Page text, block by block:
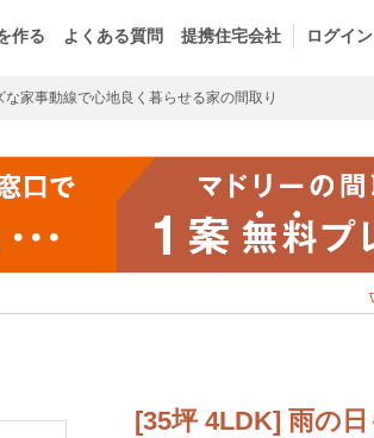
作る よくある質問 提携住宅会社 ログイン
家事動線で心地良く暮らせる家の間取り
[35坪 4LDK] 雨の